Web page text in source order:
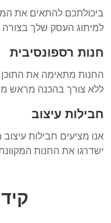
ביכולתכם להתאים את
למיתוג העסק שלך בצורה
חנות רספונסיבית
החנות מתאימה את התוכן
ללא צורך בהכנה מראש
חבילות עיצוב
אנו מציעים חבילות
ישדרגו את החנות